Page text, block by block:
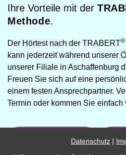
Ihre Vorteile mit der
Methode.
Der Hörtest nach der TRABERT®
kann jederzeit während unserer
unserer Filiale in Aschaffenburg
Freuen Sie sich auf eine
einem festen Ansprechpartner.
Termin oder kommen Sie einfach
06021 5094064Datenschutz |